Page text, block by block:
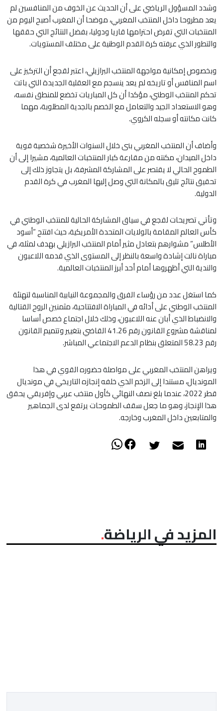
وشدد المسؤول الرياضي على أن الحديث عن الخوف من المنافسين لم
يعد مطروحا داخل المنتخب المغربي، موضحا أن المغرب أصبح اليوم من
المنتخبات التي تفرض احترامها قاريا ودوليا، بفضل النتائج التي حققها
والتطور الذي عرفته كرة القدم الوطنية على مختلف المستويات.
وبخصوص إمكانية مواجهة المنتخب البرازيلي، اعتبر لقجع أن التركيز على
اسم المنافس أو تاريخه لم يعد ينسجم مع العقلية الجديدة التي باتت
تحكم المنتخب الوطني، مؤكدا أن كل المباريات تخضع للمنطق نفسه،
وهو الاستعداد الجيد والتعامل مع الخصم بالجدية المطلوبة، مهما
كانت مكانته أو سجله الكروي.
وأضاف أن المنتخب المغربي بنى خلال السنوات الأخيرة شخصية قوية
داخل الميدان، مكنته من مقارعة كبار المنتخبات العالمية، مشيرا إلى أن
الطموح الحالي لا يقتصر على المشاركة المشرفة، بل يتجاوز ذلك إلى
تحقيق نتائج تليق بالمكانة التي وصل إليها المغرب في كرة القدم
الدولية.
وتأتي تصريحات لقجع في سياق المشاركة الحالية للمنتخب الوطني في
كأس العالم المقامة بالولايات المتحدة الأمريكية، حيث افتتح “أسود
الأطلس” مشوارهم بتعادل مثير أمام المنتخب البرازيلي بهدف لمثله، في
مباراة نالت إشادة واسعة بالنظر إلى المستوى الذي قدمه اللاعبون
والندية التي أظهروها أمام أحد أبرز المنتخبات العالمية.
كما استغل عدد من رؤساء الفرق والمجموعة النيابية المناسبة لتهنئة
المنتخب الوطني على أدائه في المباراة الافتتاحية، مثمنين الروح القتالية
والانضباط الذي أبان عنه اللاعبون، وذلك خلال اجتماع خصص أساسا
لمناقشة مشروع القانون رقم 41.26 القاضي بتغيير وتتميم القانون
رقم 58.23 المتعلق بنظام الدعم الاجتماعي المباشر.
ويراهن المنتخب المغربي على مواصلة حضوره القوي في هذا
المونديال، مستندا إلى الزخم الذي خلفه إنجازه التاريخي في مونديال
قطر 2022، عندما بلغ نصف النهائي كأول منتخب عربي وإفريقي يحقق
هذا الإنجاز، وهو ما جعل سقف الطموحات يرتفع لدى الجماهير
والمتابعين داخل المغرب وخارجه.
المزيد في الرياضة